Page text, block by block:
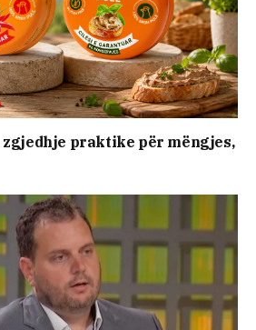
zgjedhje praktike për mëngjes,